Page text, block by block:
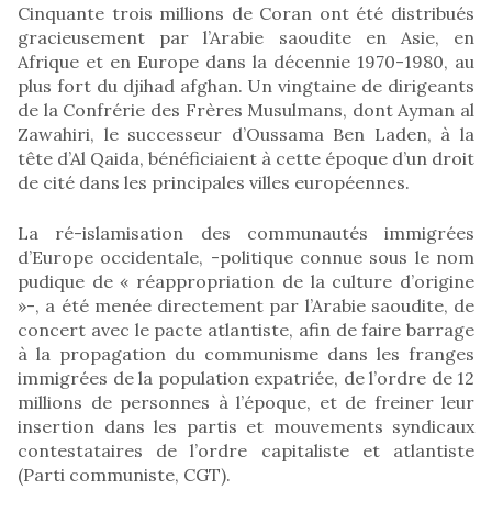
Cinquante trois millions de Coran ont été distribués
gracieusement par l’Arabie saoudite en Asie, en
Afrique et en Europe dans la décennie 1970-1980, au
plus fort du djihad afghan. Un vingtaine de dirigeants
de la Confrérie des Frères Musulmans, dont Ayman al
Zawahiri, le successeur d’Oussama Ben Laden, à la
tête d’Al Qaida, bénéficiaient à cette époque d’un droit
de cité dans les principales villes européennes.
La ré-islamisation des communautés immigrées
d’Europe occidentale, -politique connue sous le nom
pudique de « réappropriation de la culture d’origine
»-, a été menée directement par l’Arabie saoudite, de
concert avec le pacte atlantiste, afin de faire barrage
à la propagation du communisme dans les franges
immigrées de la population expatriée, de l’ordre de 12
millions de personnes à l’époque, et de freiner leur
insertion dans les partis et mouvements syndicaux
contestataires de l’ordre capitaliste et atlantiste
(Parti communiste, CGT).